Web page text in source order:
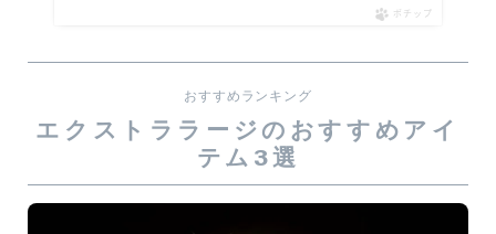
ポチップ
おすすめランキング
エクストララージのおすすめアイ
テム3選